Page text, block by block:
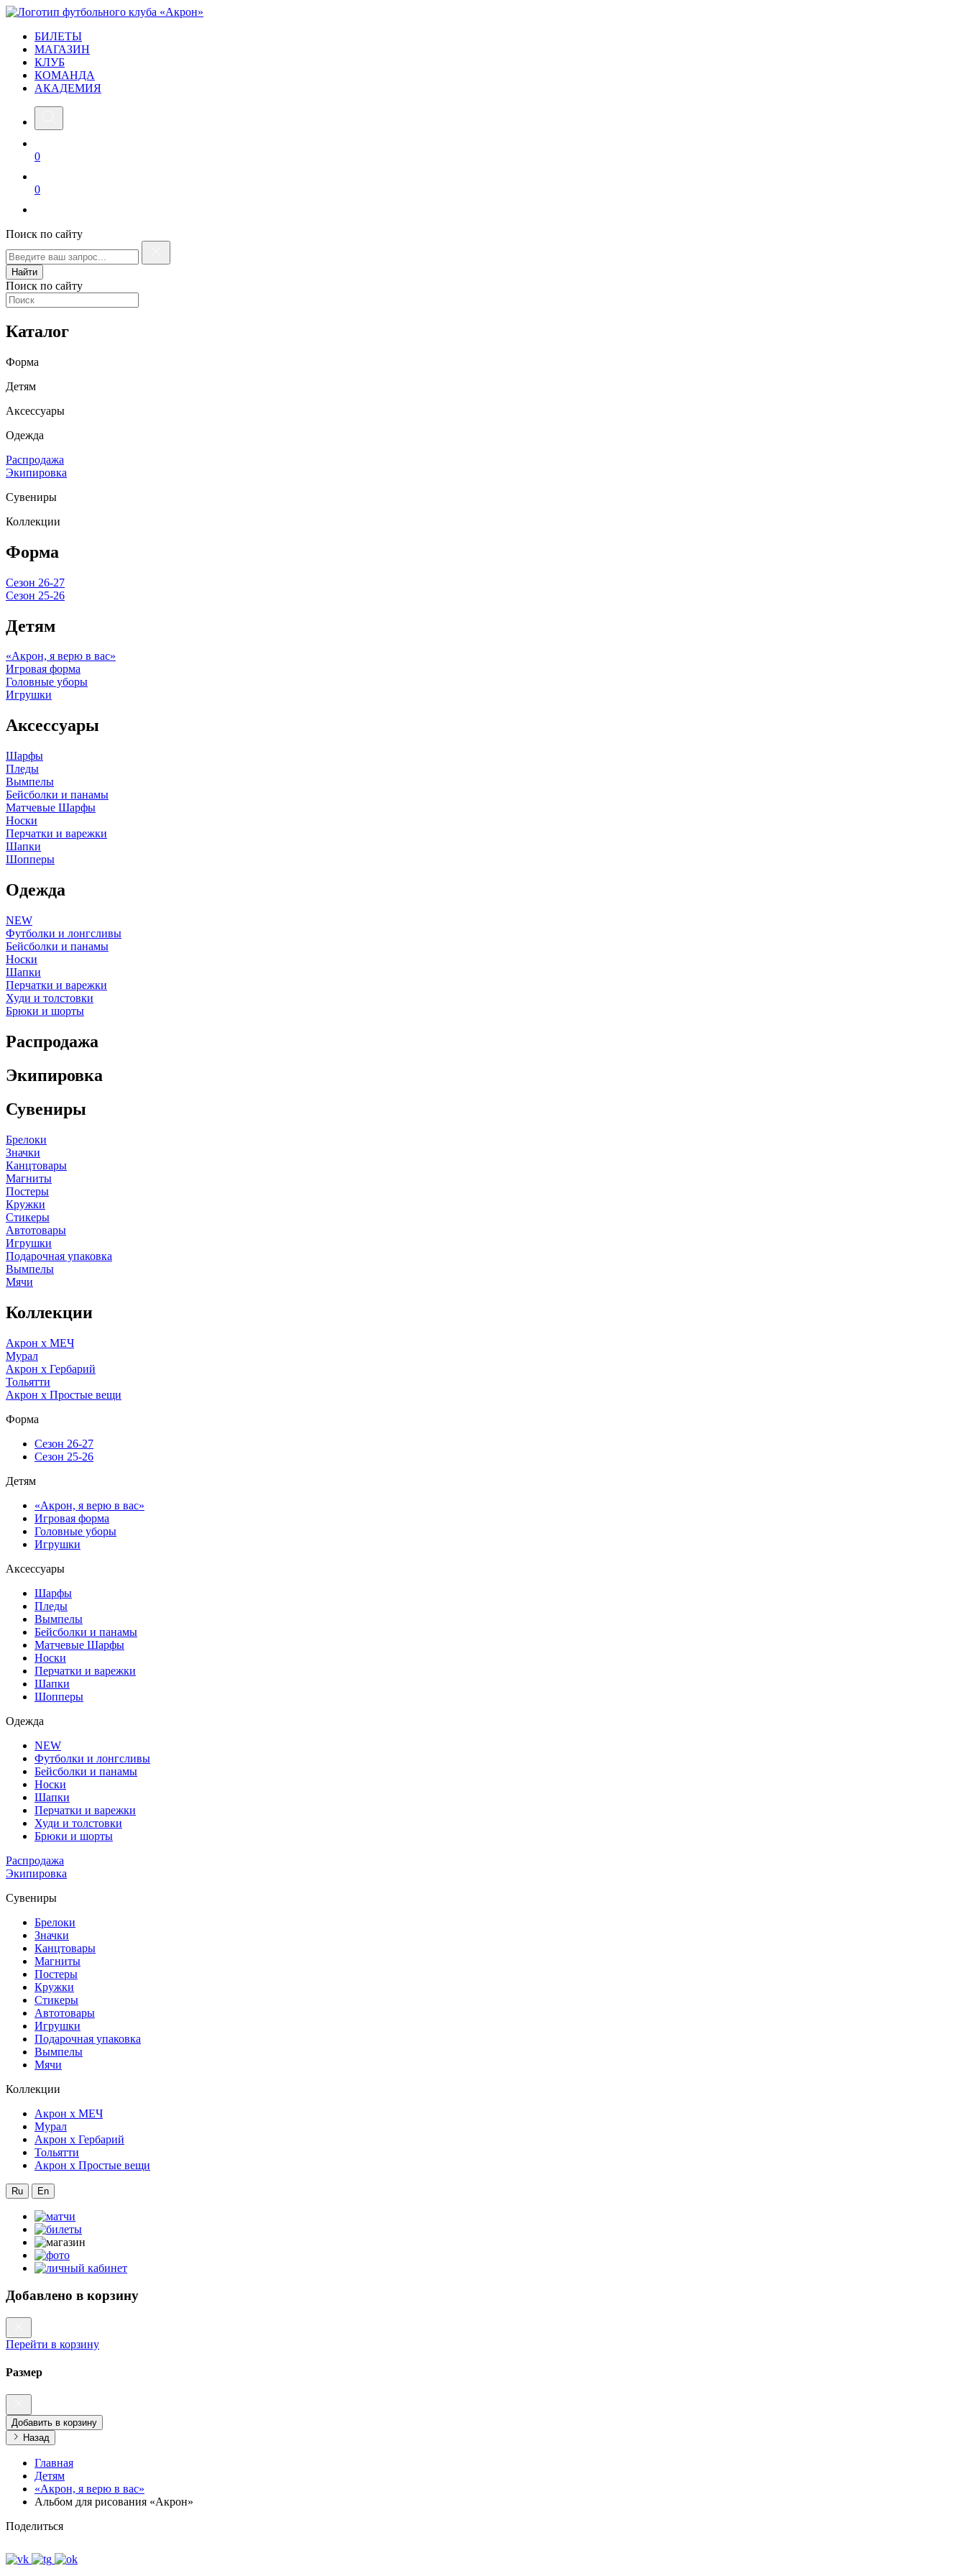
БИЛЕТЫ
МАГАЗИН
КЛУБ
КОМАНДА
АКАДЕМИЯ
0
0
Поиск по сайту
Найти
Поиск по сайту
Каталог
Форма
Детям
Аксессуары
Одежда
Распродажа
Экипировка
Сувениры
Коллекции
Форма
Сезон 26-27
Сезон 25-26
Детям
«Акрон, я верю в вас»
Игровая форма
Головные уборы
Игрушки
Аксессуары
Шарфы
Пледы
Вымпелы
Бейсболки и панамы
Матчевые Шарфы
Носки
Перчатки и варежки
Шапки
Шопперы
Одежда
NEW
Футболки и лонгсливы
Бейсболки и панамы
Носки
Шапки
Перчатки и варежки
Худи и толстовки
Брюки и шорты
Распродажа
Экипировка
Сувениры
Брелоки
Значки
Канцтовары
Магниты
Постеры
Кружки
Стикеры
Автотовары
Игрушки
Подарочная упаковка
Вымпелы
Мячи
Коллекции
Акрон x МЕЧ
Мурал
Акрон x Гербарий
Тольятти
Акрон x Простые вещи
Форма
Сезон 26-27
Сезон 25-26
Детям
«Акрон, я верю в вас»
Игровая форма
Головные уборы
Игрушки
Аксессуары
Шарфы
Пледы
Вымпелы
Бейсболки и панамы
Матчевые Шарфы
Носки
Перчатки и варежки
Шапки
Шопперы
Одежда
NEW
Футболки и лонгсливы
Бейсболки и панамы
Носки
Шапки
Перчатки и варежки
Худи и толстовки
Брюки и шорты
Распродажа
Экипировка
Сувениры
Брелоки
Значки
Канцтовары
Магниты
Постеры
Кружки
Стикеры
Автотовары
Игрушки
Подарочная упаковка
Вымпелы
Мячи
Коллекции
Акрон x МЕЧ
Мурал
Акрон x Гербарий
Тольятти
Акрон x Простые вещи
Ru En
Добавлено в корзину
Перейти в корзину
Размер
Добавить в корзину
Назад
Главная
Детям
«Акрон, я верю в вас»
Альбом для рисования «Акрон»
Поделиться